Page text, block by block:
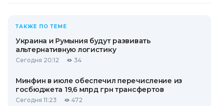
ТАКЖЕ ПО ТЕМЕ
Украина и Румыния будут развивать
альтернативную логистику
Сегодня 20:12 34
Минфин в июле обеспечил перечисление из
госбюджета 19,6 млрд грн трансфертов
Сегодня 11:23 472